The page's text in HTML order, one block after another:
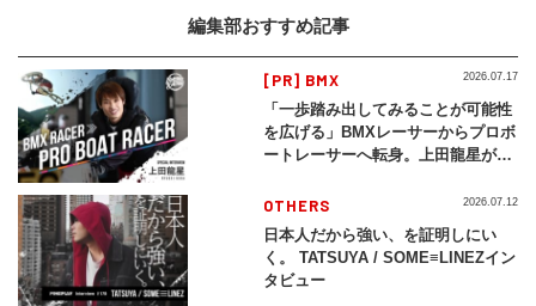
編集部おすすめ記事
[PR] BMX
「一歩踏み出してみることが可能性
を広げる」BMXレーサーからプロボ
ートレーサーへ転身。上田龍星が体
2026.07.17
OTHERS
日本人だから強い、を証明しにい
く。 TATSUYA / SOME≡LINEZイン
タビュー
2026.07.12